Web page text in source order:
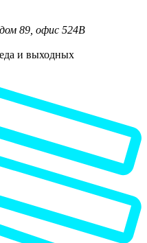
89, офис 524В
и выходных